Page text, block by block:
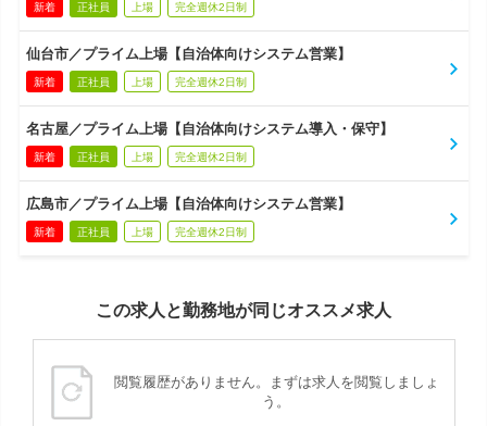
新着 正社員 上場 完全週休2日制
仙台市／プライム上場【自治体向けシステム営業】
新着 正社員 上場 完全週休2日制
名古屋／プライム上場【自治体向けシステム導入・保守】
新着 正社員 上場 完全週休2日制
広島市／プライム上場【自治体向けシステム営業】
新着 正社員 上場 完全週休2日制
この求人と勤務地が同じオススメ求人
閲覧履歴がありません。まずは求人を閲覧しましょ
う。